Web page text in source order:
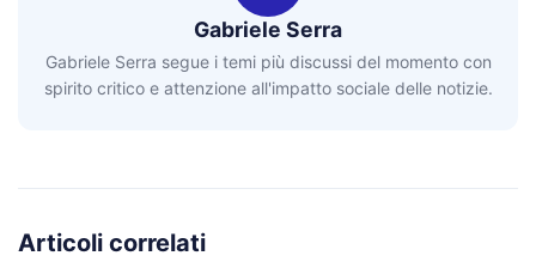
Gabriele Serra
Gabriele Serra segue i temi più discussi del momento con
spirito critico e attenzione all'impatto sociale delle notizie.
Articoli correlati